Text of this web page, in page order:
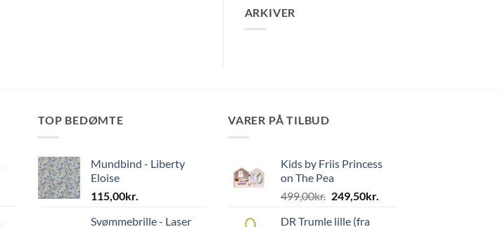
ARKIVER
TOP BEDØMTE
Mundbind - Liberty
Eloise
115,00kr.
Svømmebrille - Laser
VARER PÅ TILBUD
Kids by Friis Princess
on The Pea
499,00kr. Den
249,50kr.
DR Trumle lille (fra